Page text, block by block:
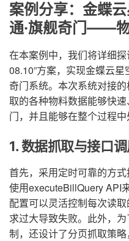
案例分享：金蝶
通·旗舰奇门——
在本案例中，我们将详细
08.10”方案，实现金蝶云
奇门系统。本次系统对接
取的各种物料数据能够快
门，并且能够在整个过程中
1. 数据抓取与接口
首先，采用定时可靠的方
使用executeBillQuery API
配置可以灵活控制每次读
求过大导致失败。此外，
制，还设计了分页抓取策